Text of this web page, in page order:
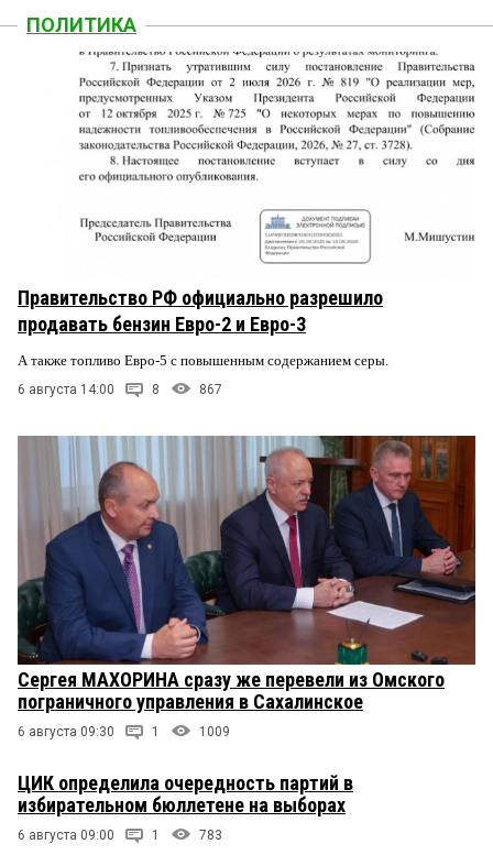
ПОЛИТИКА
Правительство РФ официально разрешило
продавать бензин Евро-2 и Евро-3
А также топливо Евро-5 с повышенным содержанием серы.
6 августа 14:00 8 867
Сергея МАХОРИНА сразу же перевели из Омского
пограничного управления в Сахалинское
6 августа 09:30 1 1009
ЦИК определила очередность партий в
избирательном бюллетене на выборах
6 августа 09:00 1 783